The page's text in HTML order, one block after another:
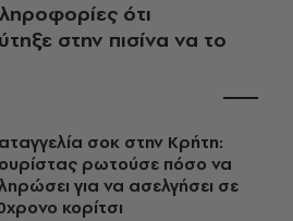
ότι
στην πισίνα να το
σοκ στην Κρήτη:
ρωτούσε πόσο να
για να ασελγήσει σε
κορίτσι